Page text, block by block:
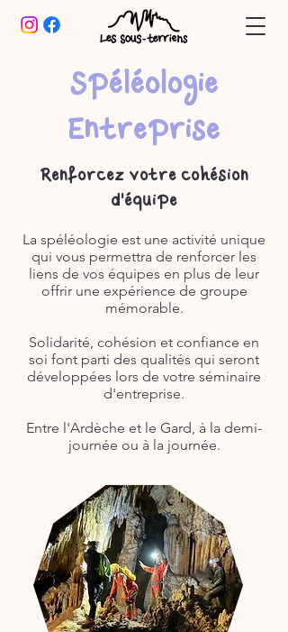
Spéléologie
Entreprise
Renforcez votre cohésion
d'équipe
La spéléologie est une activité unique
qui vous permettra de renforcer les
liens de vos équipes en plus de leur
offrir une expérience de groupe
mémorable.
Solidarité, cohésion et confiance en
soi font parti des qualités qui seront
développées lors de votre séminaire
d'entreprise.
Entre l'Ardèche et le Gard, à la demi-
journée ou à la journée.